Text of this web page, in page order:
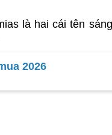
là hai cái tên
2026